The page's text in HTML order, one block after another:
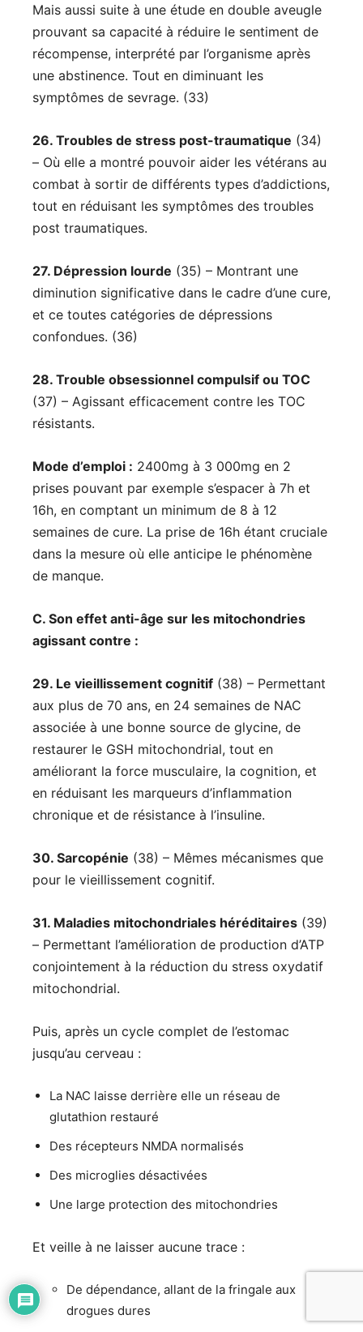
Mais aussi suite à une étude en double aveugle
prouvant sa capacité à réduire le sentiment de
récompense, interprété par l’organisme après
une abstinence. Tout en diminuant les
symptômes de sevrage. (33)
26. Troubles de stress post-traumatique (34)
– Où elle a montré pouvoir aider les vétérans au
combat à sortir de différents types d’addictions,
tout en réduisant les symptômes des troubles
post traumatiques.
27. Dépression lourde (35) – Montrant une
diminution significative dans le cadre d’une cure,
et ce toutes catégories de dépressions
confondues. (36)
28. Trouble obsessionnel compulsif ou TOC
(37) – Agissant efficacement contre les TOC
résistants.
Mode d’emploi : 2400mg à 3 000mg en 2
prises pouvant par exemple s’espacer à 7h et
16h, en comptant un minimum de 8 à 12
semaines de cure. La prise de 16h étant cruciale
dans la mesure où elle anticipe le phénomène
de manque.
C. Son effet anti-âge sur les mitochondries
agissant contre :
29. Le vieillissement cognitif (38) – Permettant
aux plus de 70 ans, en 24 semaines de NAC
associée à une bonne source de glycine, de
restaurer le GSH mitochondrial, tout en
améliorant la force musculaire, la cognition, et
en réduisant les marqueurs d’inflammation
chronique et de résistance à l’insuline.
30. Sarcopénie (38) – Mêmes mécanismes que
pour le vieillissement cognitif.
31. Maladies mitochondriales héréditaires (39)
– Permettant l’amélioration de production d’ATP
conjointement à la réduction du stress oxydatif
mitochondrial.
Puis, après un cycle complet de l’estomac
jusqu’au cerveau :
La NAC laisse derrière elle un réseau de
glutathion restauré
Des récepteurs NMDA normalisés
Des microglies désactivées
Une large protection des mitochondries
Et veille à ne laisser aucune trace :
De dépendance, allant de la fringale aux
drogues dures